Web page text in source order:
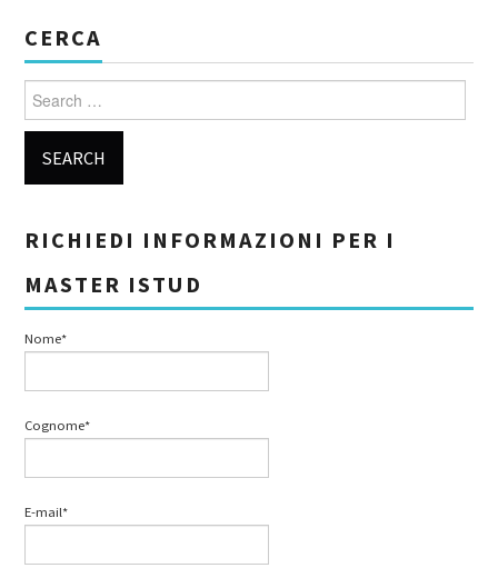
CERCA
Search for:
RICHIEDI INFORMAZIONI PER I
MASTER ISTUD
Nome*
Cognome*
E-mail*